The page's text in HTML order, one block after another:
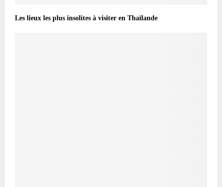
Les lieux les plus insolites à visiter en Thaïlande